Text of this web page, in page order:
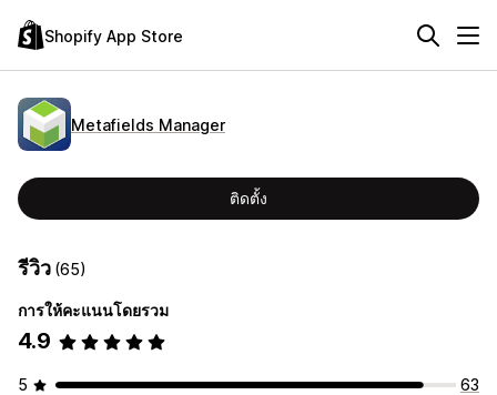
Shopify App Store
Metafields Manager
ติดตั้ง
รีวิว (65)
การให้คะแนนโดยรวม
4.9
5
63